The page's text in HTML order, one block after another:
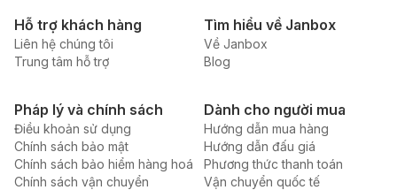
Hỗ trợ khách hàng
Liên hệ chúng tôi
Trung tâm hỗ trợ
Tìm hiểu về Janbox
Về Janbox
Blog
Pháp lý và chính sách
Điều khoản sử dụng
Chính sách bảo mật
Chính sách bảo hiểm hàng hoá
Chính sách vận chuyển
Dành cho người mua
Hướng dẫn mua hàng
Hướng dẫn đấu giá
Phương thức thanh toán
Vận chuyển quốc tế